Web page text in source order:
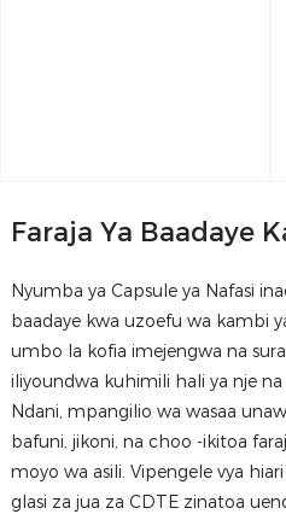
Faraja Ya Baadaye
Nyumba ya Capsule ya Nafasi
baadaye kwa uzoefu wa kambi
umbo la kofia imejengwa na
iliyoundwa kuhimili hali ya nje
Ndani, mpangilio wa wasaa
bafuni, jikoni, na choo -ikitoa
moyo wa asili. Vipengele vya
glasi za jua za CDTE zinatoa